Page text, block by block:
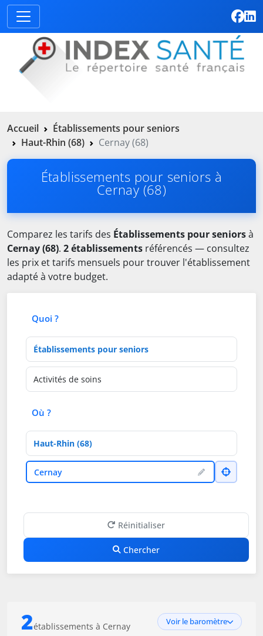
Accueil
Établissements pour seniors
Haut-Rhin (68)
Cernay (68)
Établissements pour seniors à
Cernay (68)
Comparez les tarifs des Établissements pour seniorsà
Cernay (68). 2 établissements référencés — consultez
les prix et tarifs mensuels pour trouver l'établissement
adapté à votre budget.
Quoi ?
Type d'établissement
Activités de soins
Où ?
Département
VilleCernay
Réinitialiser
Chercher
2établissements à Cernay Voir le baromètre